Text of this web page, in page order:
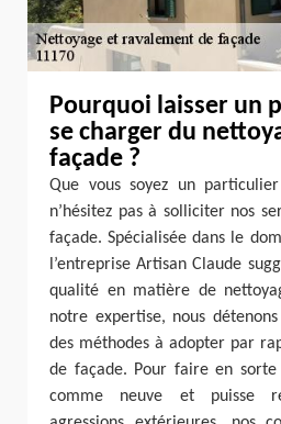
Pourquoi laisser un
se charger du
façade ?
Que vous soyez un
n’hésitez pas à solliciter nos
façade. Spécialisée dans le
l’entreprise Artisan Claude
qualité en matière de
notre expertise, nous
des méthodes à adopter par
de façade. Pour faire en
comme neuve et puisse